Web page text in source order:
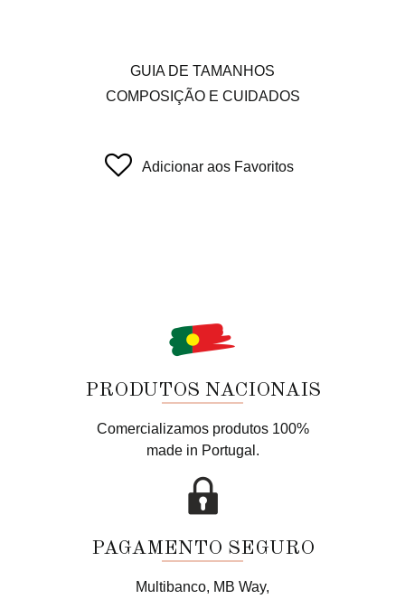
GUIA DE TAMANHOS
COMPOSIÇÃO E CUIDADOS
Adicionar aos Favoritos
PRODUTOS NACIONAIS
Comercializamos produtos 100%
made in Portugal.
PAGAMENTO SEGURO
Multibanco, MB Way,